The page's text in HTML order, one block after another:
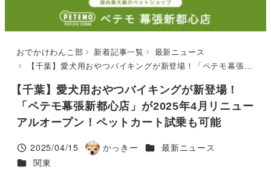
おでかけわんこ部 新着記事一覧
最新ニュース
【千葉】愛犬用おやつバイキングが新登場！「ペテモ幕張新都心店」が2025年4月リニューアルオープン！ペットカート試乗も可能
【千葉】愛犬用おやつバイキングが新登場！
「ペテモ幕張新都心店」が2025年4月リニュー
アルオープン！ペットカート試乗も可能
投稿日
2025/04/15
著
かっきー カテゴリー
最新ニュース
カテゴリー
関東